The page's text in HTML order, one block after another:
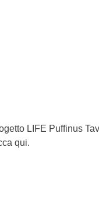
LIFE Puffinus
qui.